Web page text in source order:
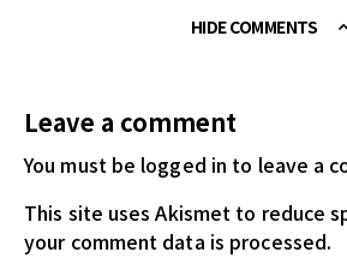
HIDE COMMENTS
Leave a comment
You must be logged in to leave a
This site uses Akismet to reduce
your comment data is processed.